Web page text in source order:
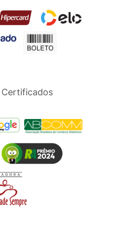
Certificados